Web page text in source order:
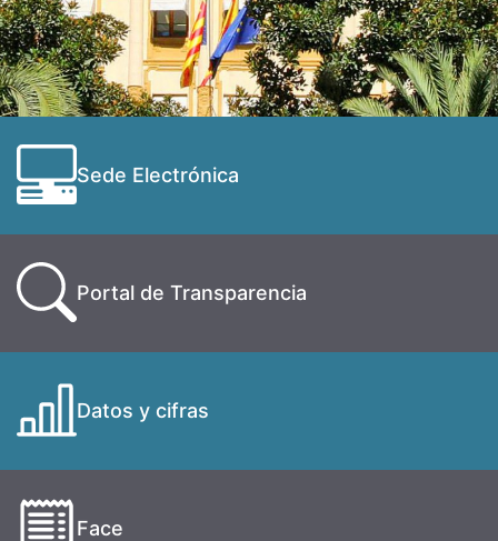
Sede Electrónica
Portal de Transparencia
Datos y cifras
Face